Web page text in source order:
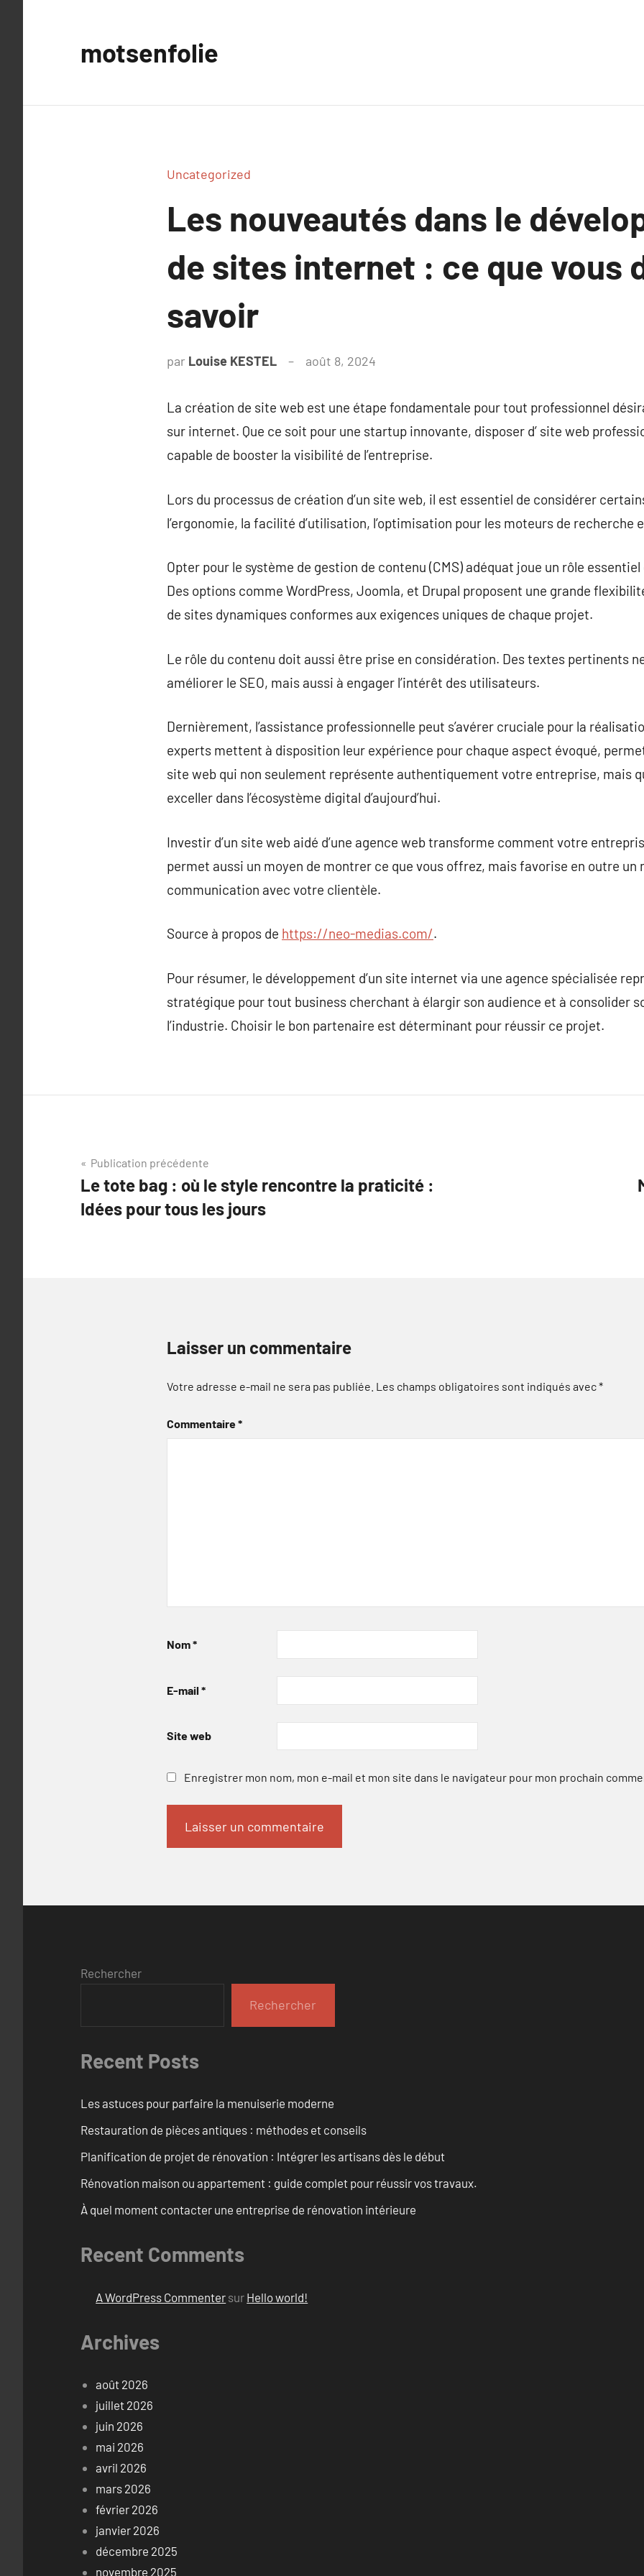
motsenfolie
Uncategorized
Les nouveautés dans le
de sites internet : ce que vous
savoir
par Louise KESTEL août 8, 2024
La création de site web est une étape fondamentale pour tout professionnel
sur internet. Que ce soit pour une startup innovante, disposer d’ site web
capable de booster la visibilité de l’entreprise.
Lors du processus de création d’un site web, il est essentiel de considérer
l’ergonomie, la facilité d’utilisation, l’optimisation pour les moteurs de
Opter pour le système de gestion de contenu (CMS) adéquat joue un rôle
Des options comme WordPress, Joomla, et Drupal proposent une grande
de sites dynamiques conformes aux exigences uniques de chaque projet.
Le rôle du contenu doit aussi être prise en considération. Des textes pertinents
améliorer le SEO, mais aussi à engager l’intérêt des utilisateurs.
Dernièrement, l’assistance professionnelle peut s’avérer cruciale pour la
experts mettent à disposition leur expérience pour chaque aspect évoqué,
site web qui non seulement représente authentiquement votre entreprise, mais
exceller dans l’écosystème digital d’aujourd’hui.
Investir d’un site web aidé d’une agence web transforme comment votre
permet aussi un moyen de montrer ce que vous offrez, mais favorise en outre un
communication avec votre clientèle.
Source à propos de https://neo-medias.com/.
Pour résumer, le développement d’un site internet via une agence spécialisée
stratégique pour tout business cherchant à élargir son audience et à consolider
l’industrie. Choisir le bon partenaire est déterminant pour réussir ce projet.
Navigation
de
l’article
Publication précédente
Le tote bag : où le style rencontre la praticité :
Idées pour tous les jours
Laisser un commentaire
Votre adresse e-mail ne sera pas publiée. Les champs obligatoires sont indiqués avec*
Commentaire*
Nom*
E-mail *
Site web
Enregistrer mon nom, mon e-mail et mon site dans le navigateur pour mon prochain
Rechercher
Rechercher
Recent Posts
Les astuces pour parfaire la menuiserie moderne
Restauration de pièces antiques : méthodes et conseils
Planification de projet de rénovation : Intégrer les artisans dès le début
Rénovation maison ou appartement : guide complet pour réussir vos travaux.
À quel moment contacter une entreprise de rénovation intérieure
Recent Comments
A WordPress Commenter sur Hello world!
Archives
août 2026
juillet 2026
juin 2026
mai 2026
avril 2026
mars 2026
février 2026
janvier 2026
décembre 2025
novembre 2025